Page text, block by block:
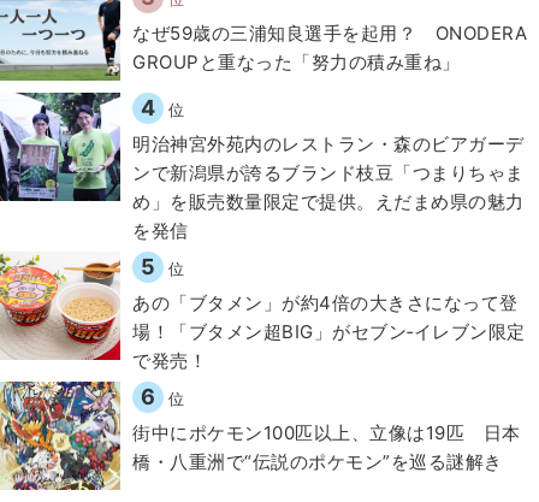
なぜ59歳の三浦知良選手を起用？ ONODERA
GROUPと重なった「努力の積み重ね」
4 位
明治神宮外苑内のレストラン・森のビアガーデ
ンで新潟県が誇るブランド枝豆「つまりちゃま
め」を販売数量限定で提供。えだまめ県の魅力
を発信
5 位
あの「ブタメン」が約4倍の大きさになって登
場！「ブタメン超BIG」がセブン‐イレブン限定
で発売！
6 位
街中にポケモン100匹以上、立像は19匹 日本
橋・八重洲で“伝説のポケモン”を巡る謎解き